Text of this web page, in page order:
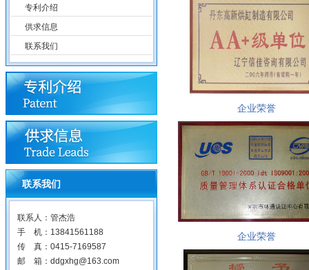
专利介绍
供求信息
联系我们
联系我们
联系人：管杰浩
手 机：13841561188
传 真：0415-7169587
邮 箱：ddgxhg@163.com
企业荣誉
企业荣誉